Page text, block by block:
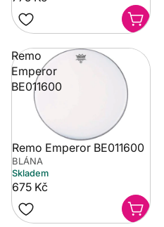
Remo
Emperor
BE011600
Remo Emperor BE011600
BLÁNA
Skladem
675 Kč